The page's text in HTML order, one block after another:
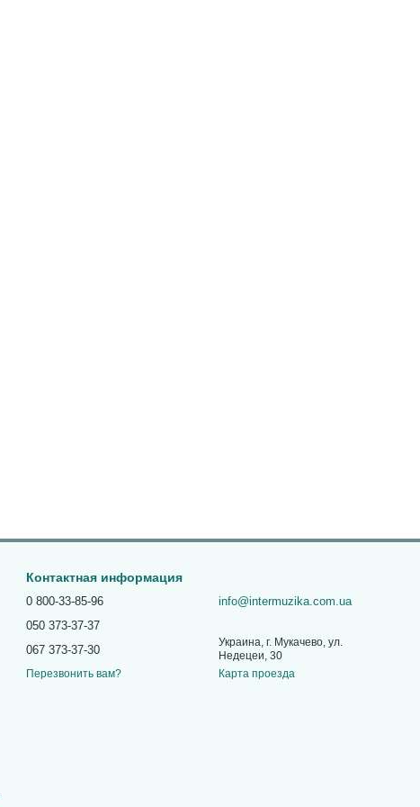
Контактная информация
0 800-33-85-96
050 373-37-37
067 373-37-30
Перезвонить вам?
info@intermuzika.com.ua
Украина, г. Мукачево, ул.
Недецеи, 30
Карта проезда